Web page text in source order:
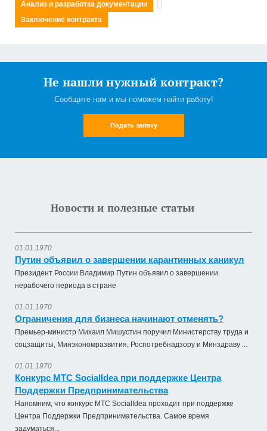
Анализ и разработка документации
Заключение контракта
Не нашли нужный контракт?
Сообщите нам и мы поможем найти работу!
Подать заявку
Новости и полезные статьи
01.01.1970
Путин объявил о завершении карантинных каникул
Президент России Владимир Путин объявил о завершении
нерабочего периода в стране
01.01.1970
Ограничения для бизнеса начинают отменять?
Премьер-министр Михаил Мишустин поручил Министерству труда и
соцзащиты, Минэкономразвития, Роспотребнадзору и Минздраву ...
01.01.1970
Конкурс МТС SocialIdea при поддержке Центра
Поддержки Предпринимательства
Напомним, что конкурс МТС SocialIdea проходит при поддержке
Центра Поддержки Предпринимательства. Самое время
задуматься...
Оказание услуги по ремонту и техническому
обслуживанию летат...
979 492,71 руб. - сумма сделки
50% аванс;